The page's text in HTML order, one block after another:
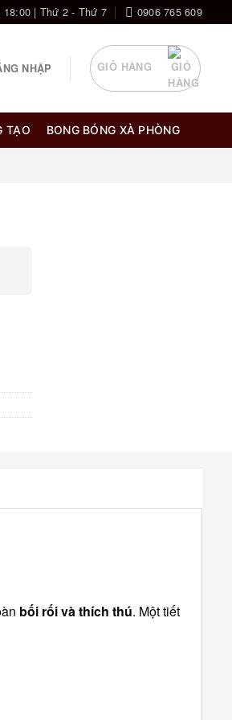
18:00 | Thứ 2 - Thứ 7 0906 765 609
NHẬP GIỎ HÀNG
TẠO BONG BÓNG XÀ PHÒNG
bối rối và thích thú. Một tiết